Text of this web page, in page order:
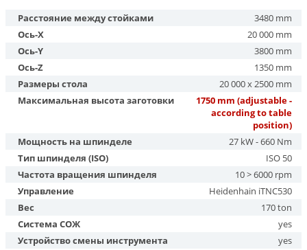
Расстояние между стойками
3480 mm
Ось-X
20 000 mm
Ось-Y
3800 mm
Ось-Z
1350 mm
Размеры стола
20 000 x 2500 mm
Максимальная высота заготовки
1750 mm (adjustable -
according to table
position)
Мощность на шпинделе
27 kW - 660 Nm
Тип шпинделя (ISO)
ISO 50
Частота вращения шпинделя
10 > 6000 rpm
Управление
Heidenhain iTNC530
Вес
170 ton
Система СОЖ
yes
Устройство смены инструмента
yes